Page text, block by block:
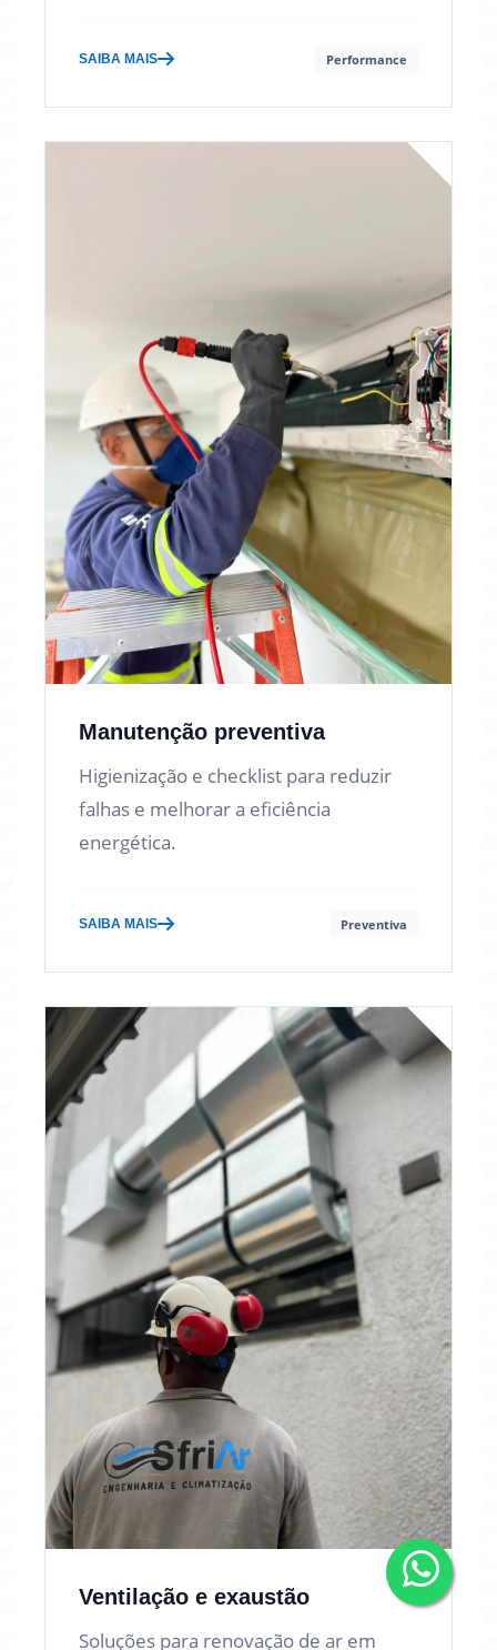
SAIBA MAIS Performance
Manutenção preventiva
Higienização e checklist para reduzir
falhas e melhorar a eficiência
energética.
SAIBA MAIS Preventiva
Ventilação e exaustão
Soluções para renovação de ar em